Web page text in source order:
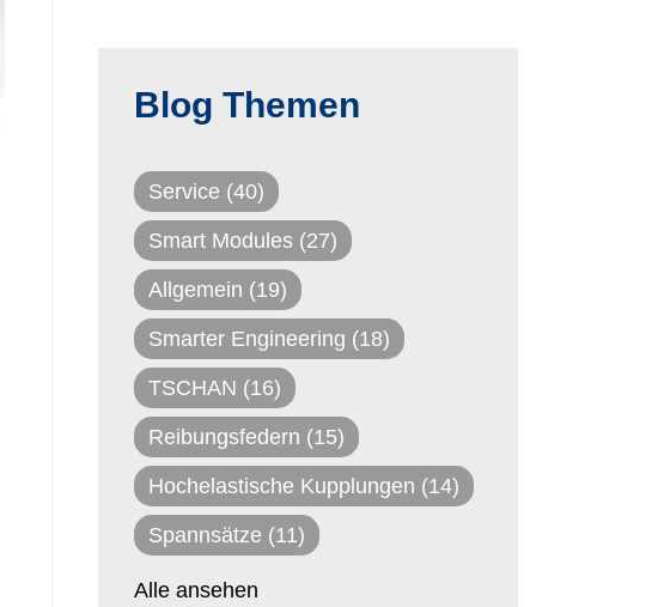
Blog Themen
Service (40)
Smart Modules (27)
Allgemein (19)
Smarter Engineering (18)
TSCHAN (16)
Reibungsfedern (15)
Hochelastische Kupplungen (14)
Spannsätze (11)
Alle ansehen